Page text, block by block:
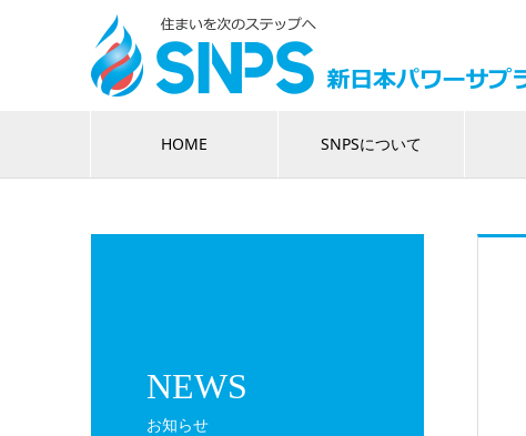
HOME SNPSについて
NEWS
お知らせ